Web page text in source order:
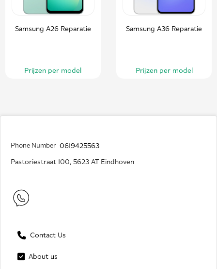
Samsung A26 Reparatie
Prijzen per model
Samsung A36 Reparatie
Prijzen per model
Phone Number 0619425563
Pastoriestraat 100, 5623 AT Eindhoven
Contact Us
About us